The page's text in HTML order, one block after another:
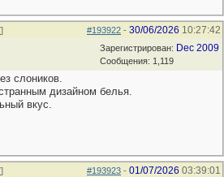
#193922 - 30/06/2026 10:27:42
]
Зарегистрирован: Dec 2009
Сообщения: 1,119
слоников.
дизайном белья.
вкус.
#193923 - 01/07/2026 03:39:01
]